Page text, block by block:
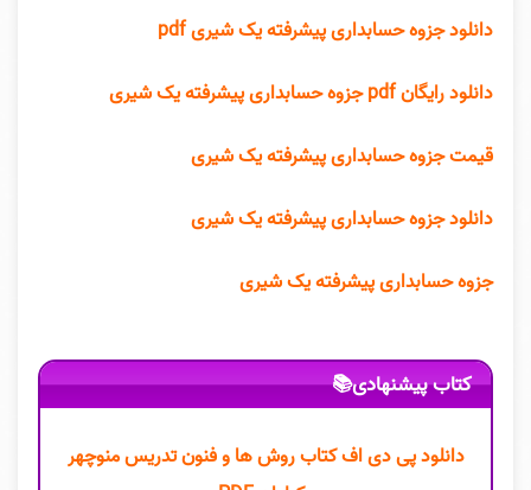
دانلود جزوه حسابداری پیشرفته یک شیری pdf
دانلود رایگان pdf جزوه حسابداری پیشرفته یک شیری
قیمت جزوه حسابداری پیشرفته یک شیری
دانلود جزوه حسابداری پیشرفته یک شیری
جزوه حسابداری پیشرفته یک شیری
کتاب پیشنهادی📚
دانلود پی دی اف کتاب روش ها و فنون تدریس منوچهر